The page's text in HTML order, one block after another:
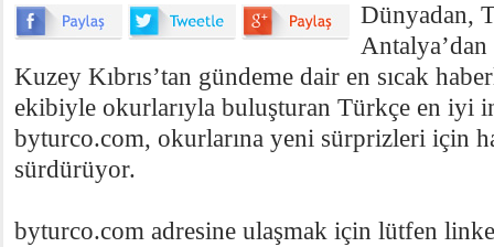
Dünyadan,
Antalya’dan
Kuzey Kıbrıs’tan gündeme dair en sıcak
ekibiyle okurlarıyla buluşturan Türkçe en iyi
byturco.com, okurlarına yeni sürprizleri için
sürdürüyor.
byturco.com adresine ulaşmak için lütfen linke